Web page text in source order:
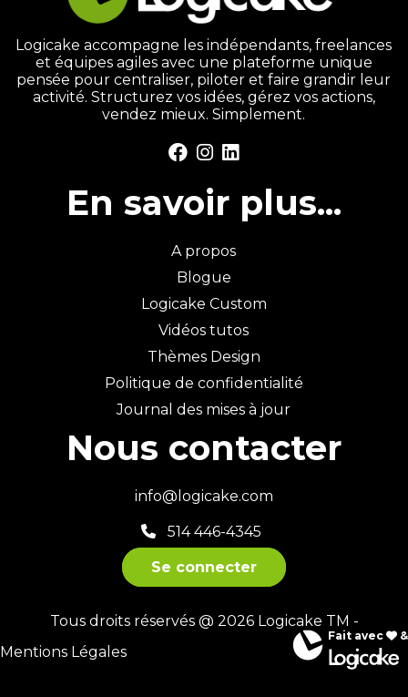
Logicake accompagne les indépendants, freelances
et équipes agiles avec une plateforme unique
pensée pour centraliser, piloter et faire grandir leur
activité. Structurez vos idées, gérez vos actions,
vendez mieux. Simplement.
En savoir plus...
A propos
Blogue
Logicake Custom
Vidéos tutos
Thèmes Design
Politique de confidentialité
Journal des mises à jour
Nous contacter
info@logicake.com
514 446-4345
Se connecter
Tous droits réservés @ 2026 Logicake TM -
Mentions Légales
Fait avec &